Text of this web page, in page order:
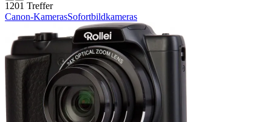
1201 Treffer
Canon-KamerasSofortbildkameras